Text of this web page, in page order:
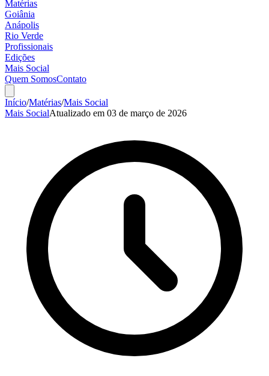
Matérias
Goiânia
Anápolis
Rio Verde
Profissionais
Edições
Mais Social
Quem SomosContato
Início/Matérias/Mais Social
Mais SocialAtualizado em 03 de março de 2026